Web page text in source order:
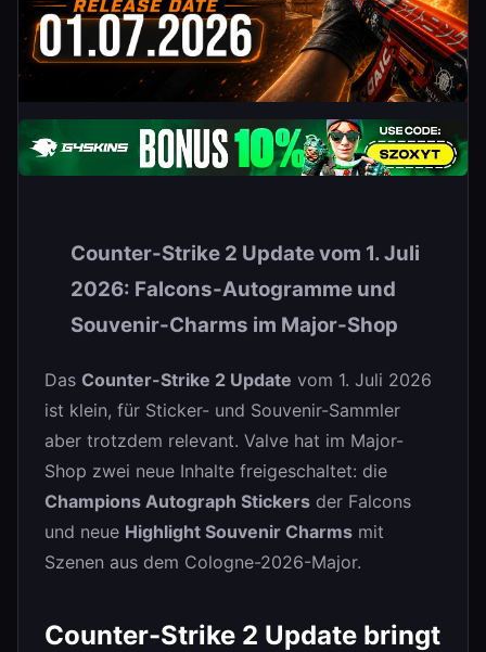
Counter-Strike 2 Update vom 1. Juli
2026: Falcons-Autogramme und
Souvenir-Charms im Major-Shop
Das Counter-Strike 2 Update vom 1. Juli 2026
ist klein, für Sticker- und Souvenir-Sammler
aber trotzdem relevant. Valve hat im Major-
Shop zwei neue Inhalte freigeschaltet: die
Champions Autograph Stickers der Falcons
und neue Highlight Souvenir Charms mit
Szenen aus dem Cologne-2026-Major.
Counter-Strike 2 Update bringt